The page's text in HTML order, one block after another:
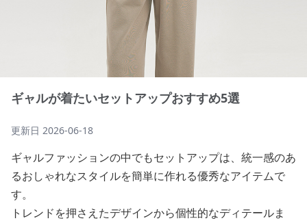
ギャルが着たいセットアップおすすめ5選
更新日 2026-06-18
ギャルファッションの中でもセットアップは、統一感のあ
るおしゃれなスタイルを簡単に作れる優秀なアイテムで
す。
トレンドを押さえたデザインから個性的なディテールま